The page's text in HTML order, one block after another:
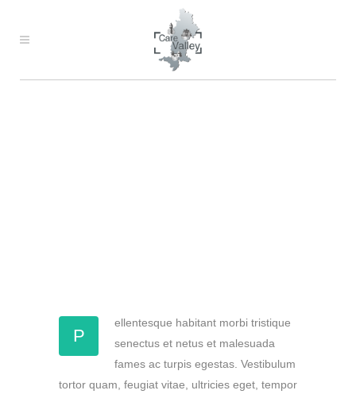
P
ellentesque habitant morbi tristique
senectus et netus et malesuada
fames ac turpis egestas. Vestibulum
tortor quam, feugiat vitae, ultricies eget, tempor